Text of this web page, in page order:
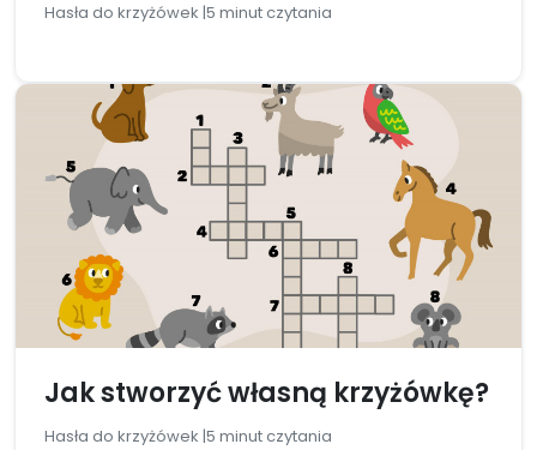
Hasła do krzyżówek |5 minut czytania
Jak stworzyć własną krzyżówkę?
Hasła do krzyżówek |5 minut czytania